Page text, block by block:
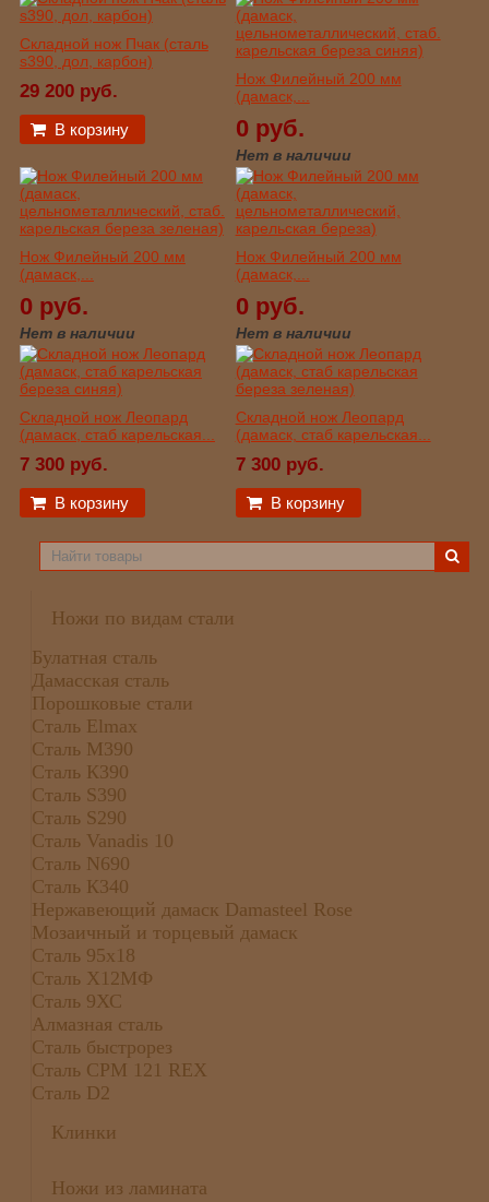
Складной нож Пчак (сталь
s390, дол, карбон)
29 200 руб.
В корзину
Нож Филейный 200 мм
(дамаск,...
0 руб.
Нет в наличии
Нож Филейный 200 мм
(дамаск,...
0 руб.
Нет в наличии
Нож Филейный 200 мм
(дамаск,...
0 руб.
Нет в наличии
Складной нож Леопард
(дамаск, стаб карельская...
7 300 руб.
В корзину
Складной нож Леопард
(дамаск, стаб карельская...
7 300 руб.
В корзину
Ножи по видам стали
Булатная сталь
Дамасская сталь
Порошковые стали
Сталь Elmax
Сталь М390
Сталь К390
Сталь S390
Сталь S290
Сталь Vanadis 10
Сталь N690
Сталь К340
Нержавеющий дамаск Damasteel Rose
Мозаичный и торцевый дамаск
Сталь 95х18
Сталь Х12МФ
Сталь 9ХС
Алмазная сталь
Сталь быстрорез
Сталь CPM 121 REX
Сталь D2
Клинки
Ножи из ламината